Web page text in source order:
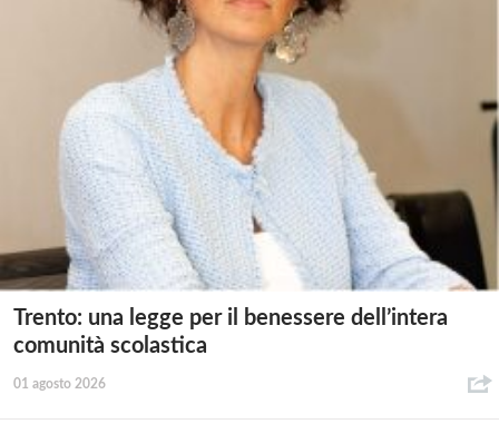
Trento: una legge per il benessere dell’intera
comunità scolastica
01 agosto 2026